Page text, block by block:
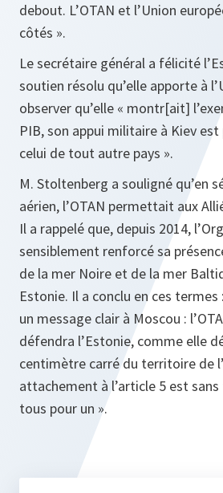
debout. L’OTAN et l’Union
côtés ».
Le secrétaire général a félicité
soutien résolu qu’elle apporte à
observer qu’elle « montr[ait]
PIB, son appui militaire à Kiev
celui de tout autre pays ».
M. Stoltenberg a souligné qu’en
aérien, l’OTAN permettait aux
Il a rappelé que, depuis 2014,
sensiblement renforcé sa
de la mer Noire et de la mer
Estonie. Il a conclu en ces
un message clair à Moscou :
défendra l’Estonie, comme elle
centimètre carré du territoire de
attachement à l’article 5 est
tous pour un ».